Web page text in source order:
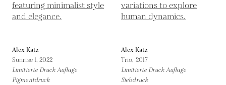
Alex Katz
Sunrise 1,2022
Limitierte Druck Auflage
Pigmentdruck
Alex Katz
Trio, 2017
Limitierte Druck Auflage
Siebdruck